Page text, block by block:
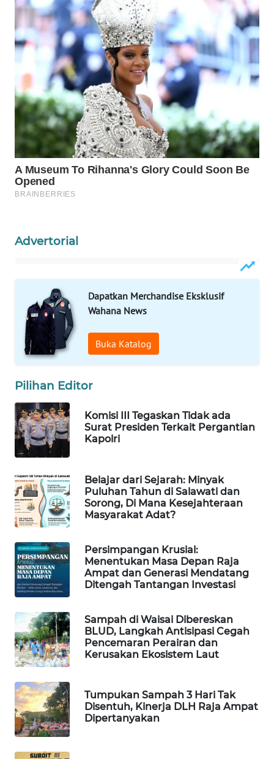
Advertorial
Dapatkan Merchandise Eksklusif
Wahana News
Buka Katalog
Pilihan Editor
Komisi III Tegaskan Tidak ada
Surat Presiden Terkait Pergantian
Kapolri
Belajar dari Sejarah: Minyak
Puluhan Tahun di Salawati dan
Sorong, Di Mana Kesejahteraan
Masyarakat Adat?
Persimpangan Krusial:
Menentukan Masa Depan Raja
Ampat dan Generasi Mendatang
Ditengah Tantangan Investasi
Sampah di Waisai Dibereskan
BLUD, Langkah Antisipasi Cegah
Pencemaran Perairan dan
Kerusakan Ekosistem Laut
Tumpukan Sampah 3 Hari Tak
Disentuh, Kinerja DLH Raja Ampat
Dipertanyakan
WAHANA
UMKM
WAHANA
SELEB
WAHANA
PERSONA
WAHANA
OTOMOTIF
WAHANA
HEALTH
DESA
WAHANA
Wahana
Network
KONSUMEN
LISTRIK
MASYARAKAT
KELISTRIKAN
ID
MAWAKA
ID
MARTABAT
NET
WATCH
MKLI
LPKKI
LKKI